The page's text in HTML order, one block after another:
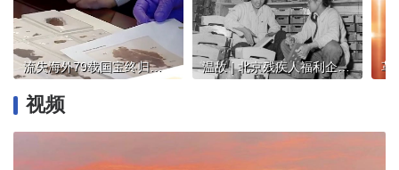
流失海外79载国宝终归，原来你是这样的帛书！ 温故 | 北京残疾人福利企业，曾创下脍炙人口的名牌
视频